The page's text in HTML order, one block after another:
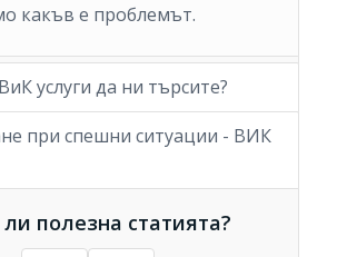
какъв е проблемът.
услуги да ни търсите?
при спешни ситуации - ВИК
полезна статията?